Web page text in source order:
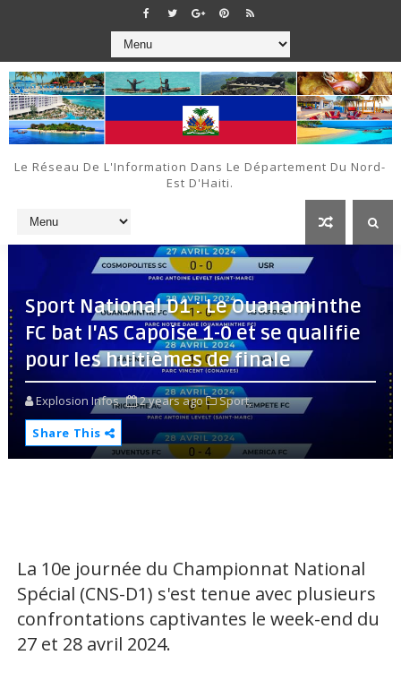
Le Réseau De L'Information Dans Le Département Du Nord-
Est D'Haiti.
Sport National D1 : Le Ouanaminthe
FC bat l'AS Capoise 1-0 et se qualifie
pour les huitièmes de finale
Explosion Infos 2 years ago
Sport,
Share This
La 10e journée du Championnat National
Spécial (CNS-D1) s'est tenue avec plusieurs
confrontations captivantes le week-end du
27 et 28 avril 2024.